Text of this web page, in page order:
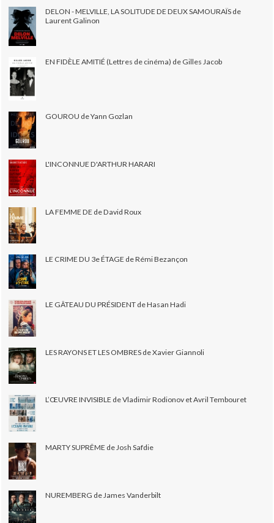
DELON - MELVILLE, LA SOLITUDE DE DEUX SAMOURAÏS de
Laurent Galinon
EN FIDÈLE AMITIÉ (Lettres de cinéma) de Gilles Jacob
GOUROU de Yann Gozlan
L'INCONNUE D'ARTHUR HARARI
LA FEMME DE de David Roux
LE CRIME DU 3e ÉTAGE de Rémi Bezançon
LE GÂTEAU DU PRÉSIDENT de Hasan Hadi
LES RAYONS ET LES OMBRES de Xavier Giannoli
L’ŒUVRE INVISIBLE de Vladimir Rodionov et Avril Tembouret
MARTY SUPRÊME de Josh Safdie
NUREMBERG de James Vanderbilt